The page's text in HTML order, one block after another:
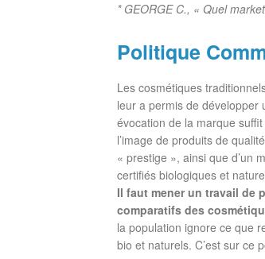
* GEORGE C., « Quel
Politique
Les cosmétiques
leur a permis de développer
évocation de la marque
l’image de produits de
« prestige », ainsi que d’un
certifiés biologiques et
Il faut mener un travail de
comparatifs des
la population ignore ce que
bio et naturels. C’est sur ce